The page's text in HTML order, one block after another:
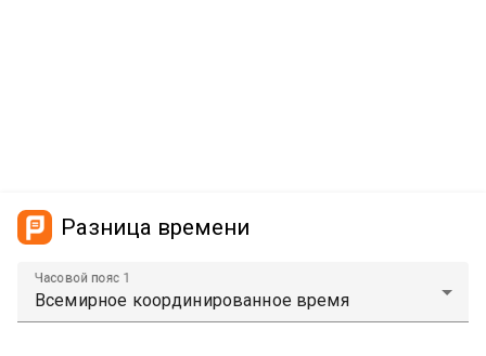
Разница времени
Часовой пояс 1